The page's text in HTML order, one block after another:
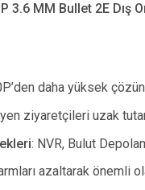
3.6 MM Bullet 2E Dış
daha yüksek
ziyaretçileri uzak
: NVR, Bulut
azaltarak önemli